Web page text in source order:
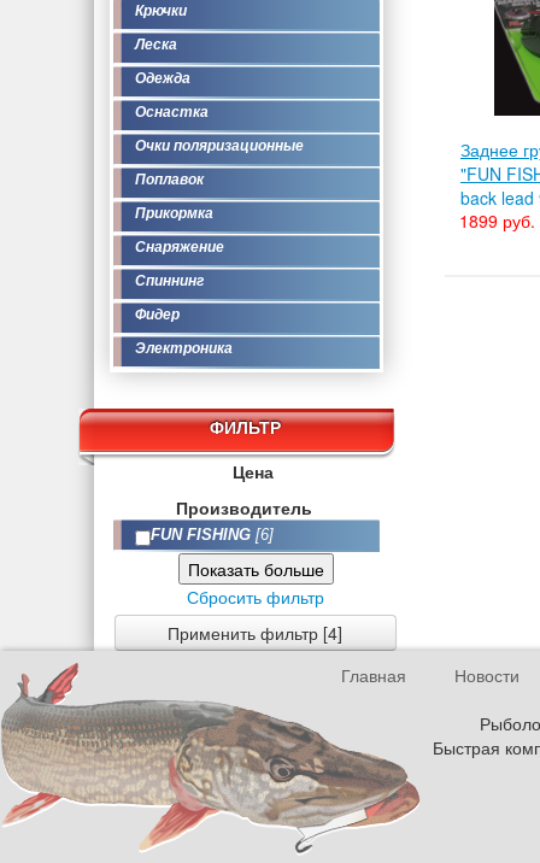
Крючки
Леска
Одежда
Оснастка
Очки поляризационные
Поплавок
Прикормка
Снаряжение
Спиннинг
Фидер
Электроника
ФИЛЬТР
Цена
Производитель
FUN FISHING [6]
Показать больше
Сбросить фильтр
Применить фильтр [4]
Заднее
"FUN
back lead
1899 руб.
Главная
Новости
Быстрая